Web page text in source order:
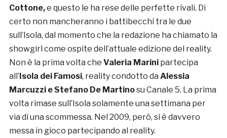
Cottone,e questo le ha rese delle perfette rivali. Di
certo non mancheranno i battibecchi tra le due
sull’Isola, dal momento che la redazione ha chiamato la
showgirl come ospite dell’attuale edizione del reality.
Non è la prima volta che Valeria Marinipartecipa
all’ Isola dei Famosi, reality condotto da Alessia
Marcuzzi e Stefano De Martinosu Canale 5. La prima
volta rimase sull’Isola solamente una settimana per
via di una scommessa. Nel 2009, però, si è davvero
messa in gioco partecipando al reality.